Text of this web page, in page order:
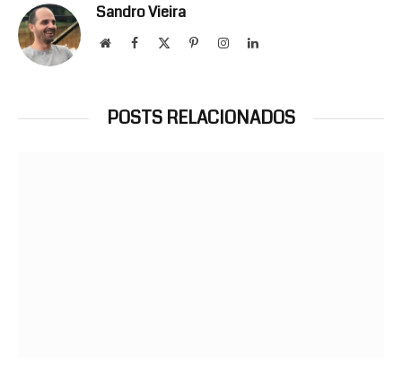
Sandro Vieira
WebsiteFacebook PinterestInstagramLinkedIn
POSTS RELACIONADOS